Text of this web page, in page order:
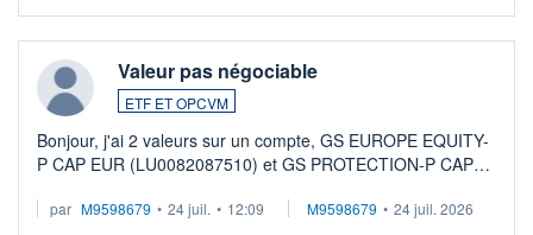
Valeur pas négociable
ETF ET OPCVM
Bonjour, j'ai 2 valeurs sur un compte, GS EUROPE EQUITY-
P CAP EUR (LU0082087510) et GS PROTECTION-P CAP
veux procéder à la vente, on me signale ...
par M9598679 • 24 juil. • 12:09 M9598679 • 24 juil. 2026